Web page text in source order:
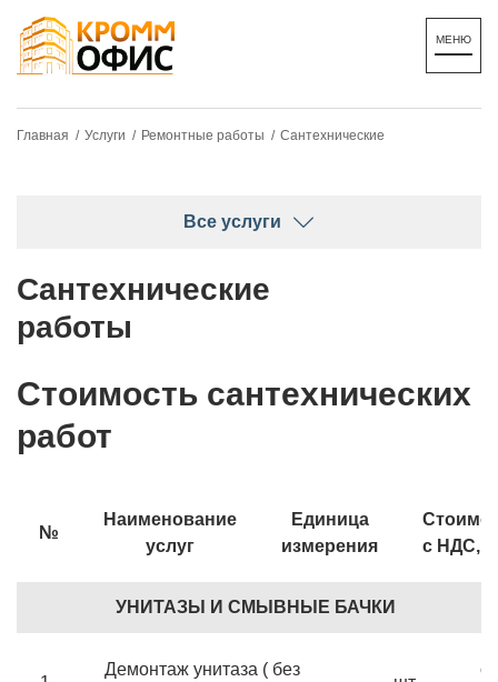
Главная / Услуги / Ремонтные работы / Сантехнические
Все услуги
Сантехнические
работы
Стоимость сантехнических
работ
№
Наименование
услуг
Единица
измерения
с НДС,
УНИТАЗЫ И СМЫВНЫЕ БАЧКИ
Демонтаж унитаза ( без
от